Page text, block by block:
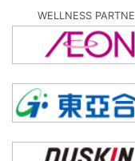
WELLNESS